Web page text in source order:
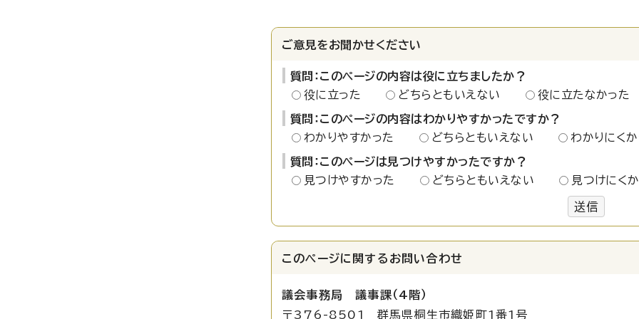
ご意見をお聞かせください
質問：このページの内容は役に立ちましたか？
役に立った
どちらともいえない 役に立たなかった
質問：このページの内容はわかりやすかったですか？
わかりやすかった
どちらともいえない わかりにくか
質問：このページは見つけやすかったですか？
見つけやすかった
どちらともいえない 見つけにく
送信
このページに関する お問い合わせ
議会事務局 議事課（4階）
〒376-8501 群馬県桐生市織姫町1番1号